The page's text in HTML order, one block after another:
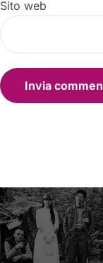
Sito web